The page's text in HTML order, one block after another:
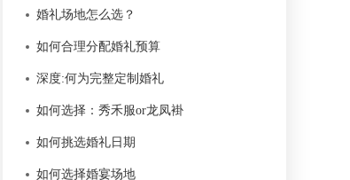
婚礼场地怎么选？
如何合理分配婚礼预算
深度:何为完整定制婚礼
如何选择：秀禾服or龙凤褂
如何挑选婚礼日期
如何选择婚宴场地